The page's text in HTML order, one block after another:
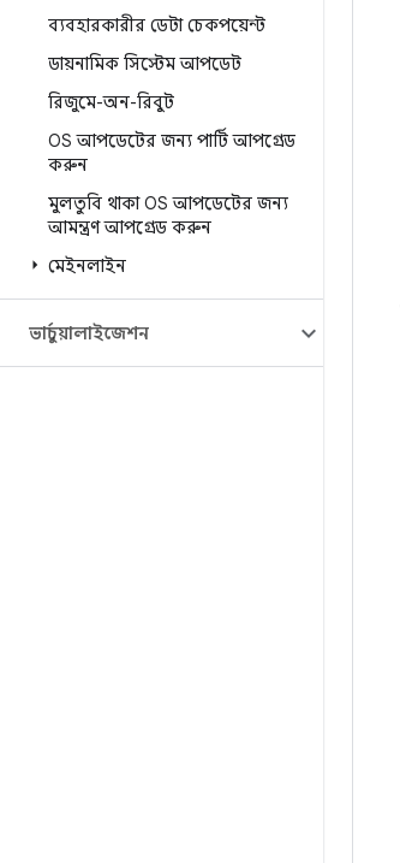
ব্যবহারকারীর ডেটা চেকপয়েন্ট
ডায়নামিক সিস্টেম আপডেট
রিজুমে-অন-রিবুট
OS আপডেটের জন্য পার্টি আপগ্রেড
করুন
মুলতুবি থাকা OS আপডেটের জন্য
আমন্ত্রণ আপগ্রেড করুন
মেইনলাইন
ভার্চুয়ালাইজেশন